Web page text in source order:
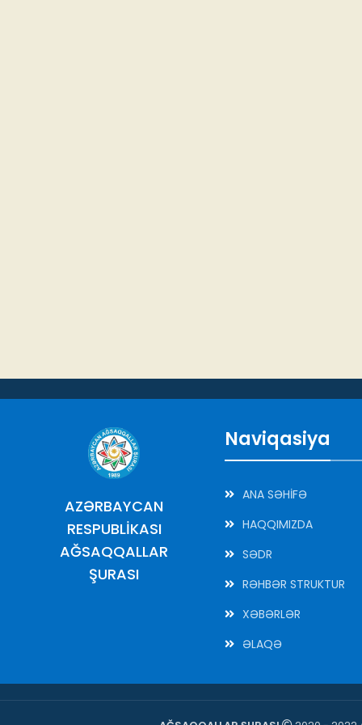
AZƏRBAYCAN
RESPUBLİKASI
AĞSAQQALLAR
ŞURASI
Naviqasiya
ANA SƏHİFƏ
HAQQIMIZDA
SƏDR
RƏHBƏR STRUKTUR
XƏBƏRLƏR
ƏLAQƏ